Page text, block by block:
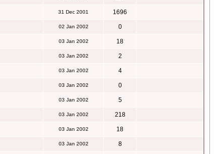
31 Dec 2001 1696
02 Jan 2002 0
03 Jan 2002 18
03 Jan 2002 2
03 Jan 2002 4
03 Jan 2002 0
03 Jan 2002 5
03 Jan 2002 218
03 Jan 2002 18
03 Jan 2002 8